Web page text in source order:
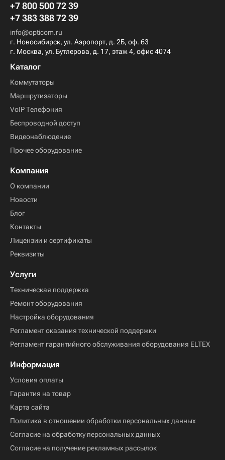
+7 800 500 72 39
+7 383 388 72 39
info@opticom.ru
г. Новосибирск, ул. Аэропорт, д. 2Б, оф. 63
г. Москва, ул. Бутлерова, д. 17, этаж 4, офис 4074
Каталог
Коммутаторы
Маршрутизаторы
VoIP Телефония
Беспроводной доступ
Видеонаблюдение
Прочее оборудование
Компания
О компании
Новости
Блог
Контакты
Лицензии и сертификаты
Реквизиты
Услуги
Техническая поддержка
Ремонт оборудования
Настройка оборудования
Регламент оказания технической поддержки
Регламент гарантийного обслуживания оборудования ELTEX
Информация
Условия оплаты
Гарантия на товар
Карта сайта
Политика в отношении обработки персональных данных
Согласие на обработку персональных данных
Согласие на получение рекламных рассылок